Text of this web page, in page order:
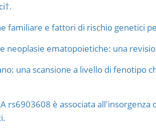
familiare e fattori di rischio genetici
neoplasie ematopoietiche: una
una scansione a livello di fenotipo
rs6903608 è associata